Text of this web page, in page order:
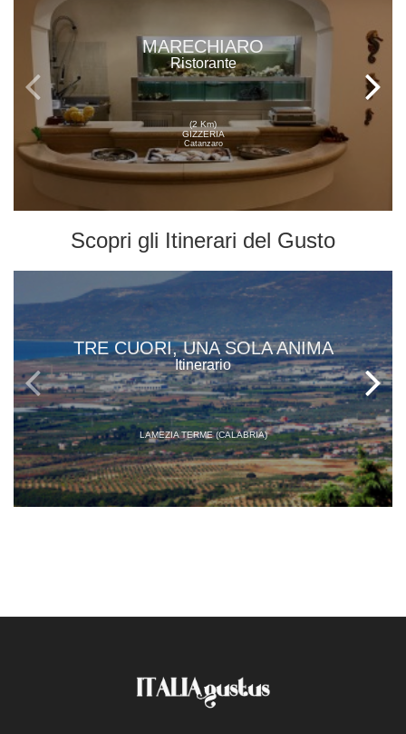
MARECHIARO
Ristorante
(2 Km)
GIZZERIA
Catanzaro
Scopri gli Itinerari del Gusto
TRE CUORI, UNA SOLA ANIMA
Itinerario
LAMEZIA TERME (CALABRIA)